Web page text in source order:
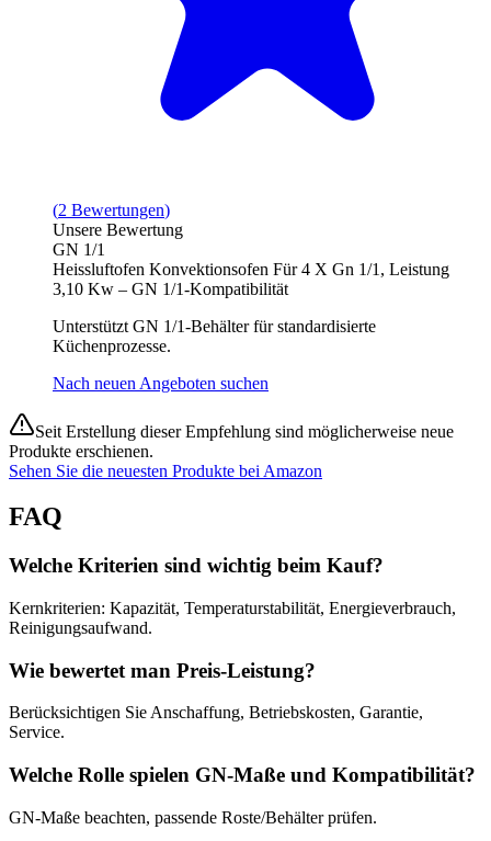
(2 Bewertungen)
Unsere Bewertung
GN 1/1
Heissluftofen Konvektionsofen Für 4 X Gn 1/1, Leistung
3,10 Kw – GN 1/1‑Kompatibilität
Unterstützt GN 1/1‑Behälter für standardisierte
Küchenprozesse.
Nach neuen Angeboten suchen
Seit Erstellung dieser Empfehlung sind möglicherweise neue
Produkte erschienen.
Sehen Sie die neuesten Produkte bei Amazon
FAQ
Welche Kriterien sind wichtig beim Kauf?
Kernkriterien: Kapazität, Temperaturstabilität, Energieverbrauch,
Reinigungsaufwand.
Wie bewertet man Preis‑Leistung?
Berücksichtigen Sie Anschaffung, Betriebskosten, Garantie,
Service.
Welche Rolle spielen GN‑Maße und Kompatibilität?
GN‑Maße beachten, passende Roste/Behälter prüfen.